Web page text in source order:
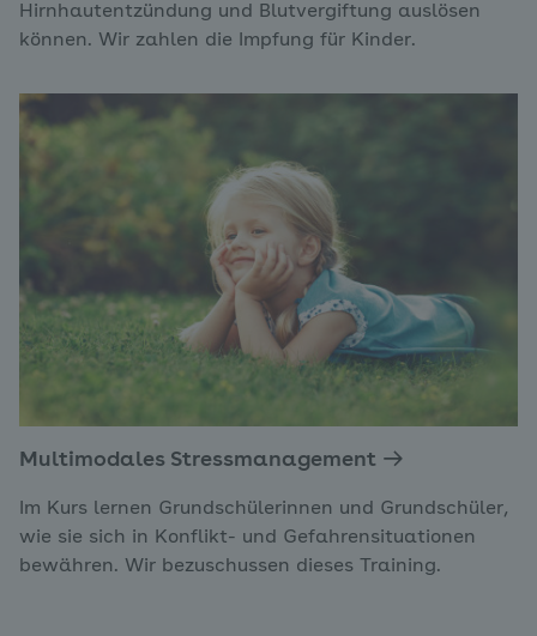
Hirnhautentzündung und Blutvergiftung auslösen
können. Wir zahlen die Impfung für Kinder.
Multimodales Stressmanagement
Im Kurs lernen Grundschülerinnen und Grundschüler,
wie sie sich in Konflikt- und Gefahrensituationen
bewähren. Wir bezuschussen dieses Training.